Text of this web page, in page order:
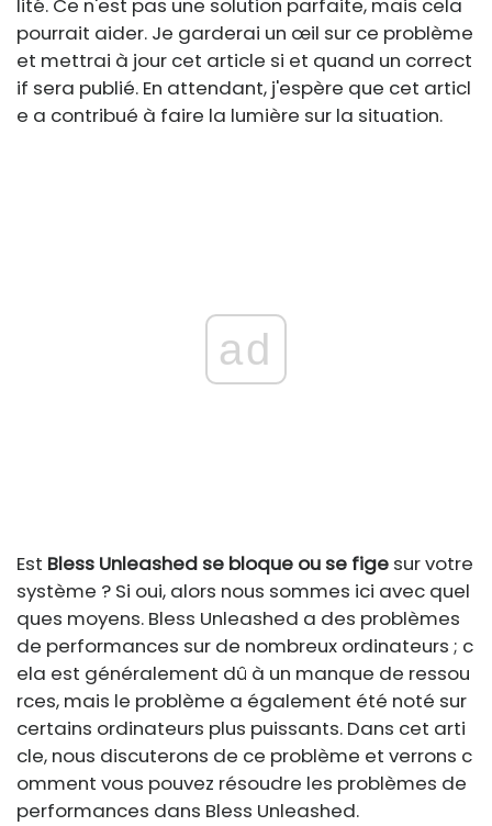
lité. Ce n'est pas une solution parfaite, mais cela
pourrait aider. Je garderai un œil sur ce problème
et mettrai à jour cet article si et quand un correct
if sera publié. En attendant, j'espère que cet articl
e a contribué à faire la lumière sur la situation.
ad
Est Bless Unleashed se bloque ou se fige sur votre
système ? Si oui, alors nous sommes ici avec quel
ques moyens. Bless Unleashed a des problèmes
de performances sur de nombreux ordinateurs ; c
ela est généralement dû à un manque de ressou
rces, mais le problème a également été noté sur
certains ordinateurs plus puissants. Dans cet arti
cle, nous discuterons de ce problème et verrons c
omment vous pouvez résoudre les problèmes de
performances dans Bless Unleashed.